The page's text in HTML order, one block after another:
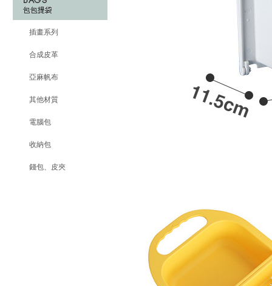
插畫系列
合成皮革
亞麻帆布
其他材質
電腦包
收納包
錢包、皮夾